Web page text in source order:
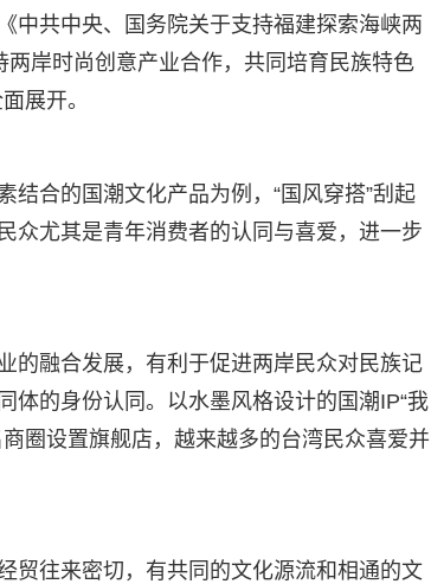
中共中央、国务院关于支持福建探索海峡两
岸时尚创意产业合作，共同培育民族特色
展开。
合的国潮文化产品为例，“国风穿搭”刮起
众尤其是青年消费者的认同与喜爱，进一步
的融合发展，有利于促进两岸民众对民族记
体的身份认同。以水墨风格设计的国潮IP“我
圈设置旗舰店，越来越多的台湾民众喜爱并
贸往来密切，有共同的文化源流和相通的文